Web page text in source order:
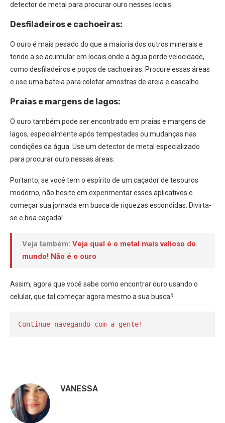
detector de metal para procurar ouro nesses locais.
Desfiladeiros e cachoeiras:
O ouro é mais pesado do que a maioria dos outros minerais e
tende a se acumular em locais onde a água perde velocidade,
como desfiladeiros e poços de cachoeiras. Procure essas áreas
e use uma bateia para coletar amostras de areia e cascalho.
Praias e margens de lagos:
O ouro também pode ser encontrado em praias e margens de
lagos, especialmente após tempestades ou mudanças nas
condições da água. Use um detector de metal especializado
para procurar ouro nessas áreas.
Portanto, se você tem o espírito de um caçador de tesouros
moderno, não hesite em experimentar esses aplicativos e
começar sua jornada em busca de riquezas escondidas. Divirta-
se e boa caçada!
Veja também: Veja qual é o metal mais valioso do
mundo! Não é o ouro
Assim, agora que você sabe como encontrar ouro usando o
celular, que tal começar agora mesmo a sua busca?
Continue navegando com a gente!
VANESSA